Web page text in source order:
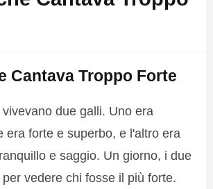
Cantava Troppo Forte
due galli. Uno era
era forte e superbo, e l'altro era
e saggio. Un giorno, i due
vedere chi fosse il più forte.